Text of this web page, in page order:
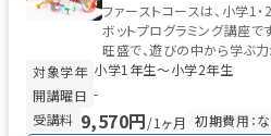
ファーストコースは、小学1
ボットプログラミング講座
旺盛で、遊びの中から学ぶ
スでは、ソニー・グロ...
対象学年 小学1年生〜小学2年生
開講曜日 -
受講料 9,570円/1ヶ月 初期費用：